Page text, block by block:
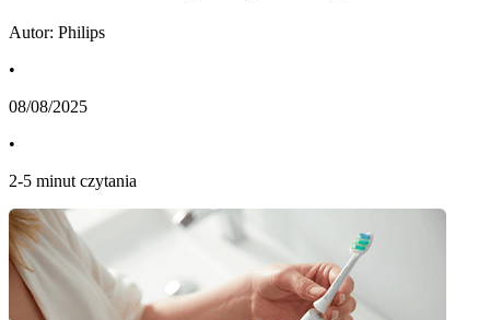
Autor: Philips
•
08/08/2025
•
2-5 minut czytania